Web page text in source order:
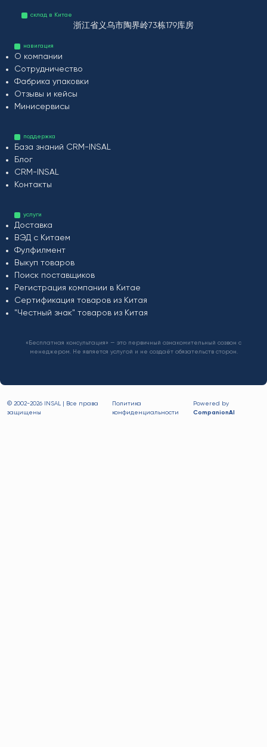
склад в Китае
浙江省义乌市陶界岭73栋179库房
навигация
О компании
Сотрудничество
Фабрика упаковки
Отзывы и кейсы
Минисервисы
поддержка
База знаний CRM-INSAL
Блог
CRM-INSAL
Контакты
услуги
Доставка
ВЭД с Китаем
Фулфилмент
Выкуп товаров
Поиск поставщиков
Регистрация компании в Китае
Сертификация товаров из Китая
"Честный знак" товаров из Китая
«Бесплатная консультация» — это первичный ознакомительный созвон с
менеджером. Не является услугой и не создаёт обязательств сторон.
© 2002-2026 INSAL | Все права
защищены
Политика
конфиденциальности
Powered by
CompanionAI